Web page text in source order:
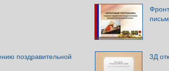
поздравительной
3Д